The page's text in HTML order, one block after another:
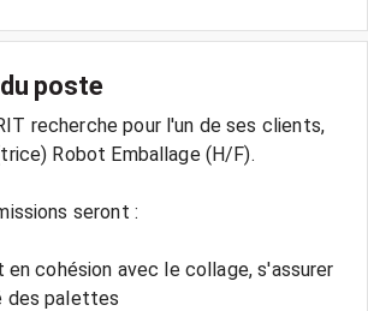
poste
recherche pour l'un de ses clients,
Robot Emballage (H/F).
seront :
cohésion avec le collage, s'assurer
des palettes